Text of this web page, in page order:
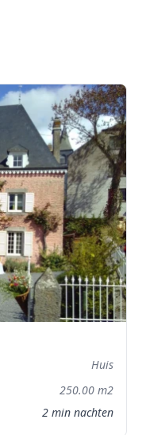
Huis
250.00 m2
2 min nachten